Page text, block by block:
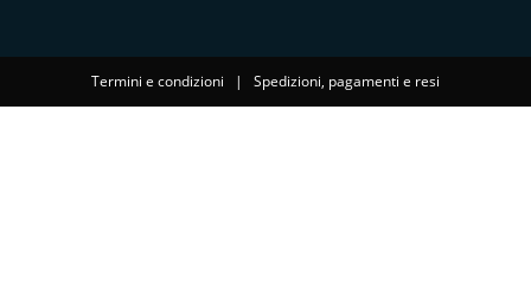
Termini e condizioni | Spedizioni, pagamenti e resi